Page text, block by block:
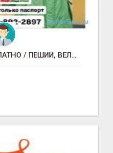
ЭЛЕКТРОВЕЛО БЕСПЛАТНО / ПЕШИЙ, ВЕЛО, АВТО / БЕРЕМ БЕЗ ДОКУМЕНТОВ / ЛЮБОЙ РАЙОН / С 16 ЛЕТ